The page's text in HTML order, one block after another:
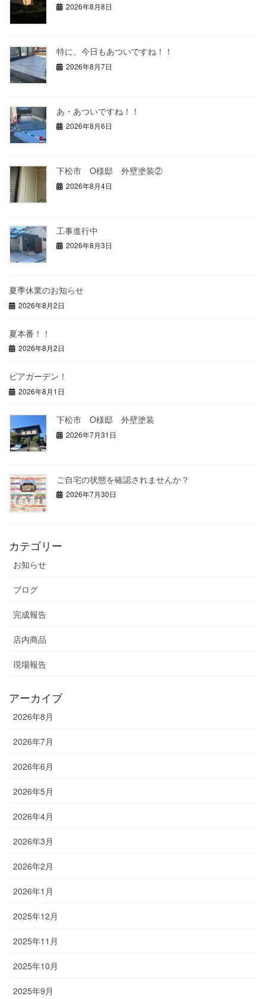
2026年8月8日
特に、今日もあついですね！！
2026年8月7日
あ・あついですね！！
2026年8月6日
下松市 O様邸 外壁塗装②
2026年8月4日
工事進行中
2026年8月3日
夏季休業のお知らせ
2026年8月2日
夏本番！！
2026年8月2日
ビアガーデン！
2026年8月1日
下松市 O様邸 外壁塗装
2026年7月31日
ご自宅の状態を確認されませんか？
2026年7月30日
カテゴリー
お知らせ
ブログ
完成報告
店内商品
現場報告
アーカイブ
2026年8月
2026年7月
2026年6月
2026年5月
2026年4月
2026年3月
2026年2月
2026年1月
2025年12月
2025年11月
2025年10月
2025年9月